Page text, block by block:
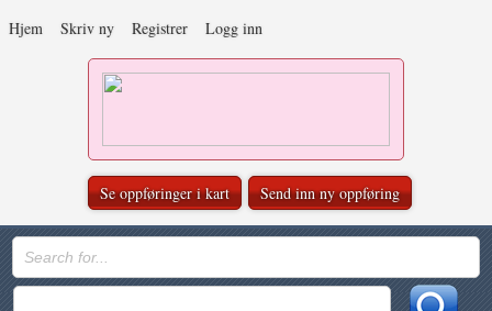
Hjem Skriv ny Registrer Logg inn
Se oppføringer i kart Send inn ny oppføring